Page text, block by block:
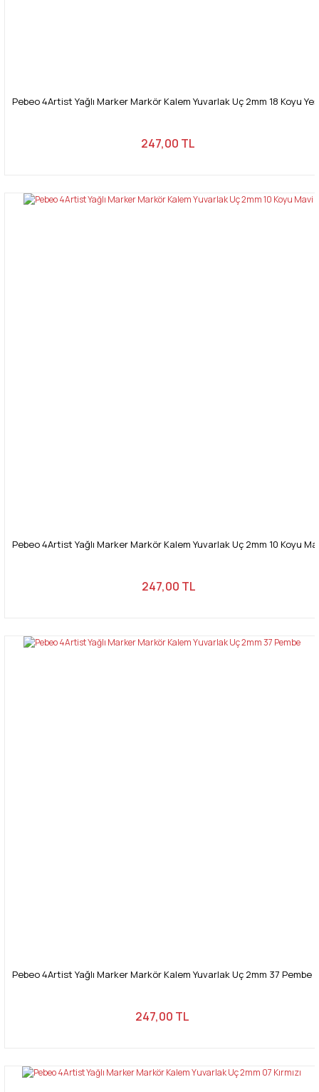
Pebeo 4Artist Yağlı Marker Markör Kalem Yuvarlak Uç 2mm 18 Koyu
247,00 TL
Pebeo 4Artist Yağlı Marker Markör Kalem Yuvarlak Uç 2mm 10 Koyu
247,00 TL
Pebeo 4Artist Yağlı Marker Markör Kalem Yuvarlak Uç 2mm 37 Pembe
247,00 TL